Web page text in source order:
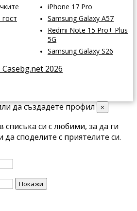
iPhone 17 Pro
Samsung Galaxy A57
Redmi Note 15 Pro+ Plus
5G
Samsung Galaxy S26
2026
да създадете профил ×
списъка си с любими, за да ги
споделите с приятелите си.
Покажи